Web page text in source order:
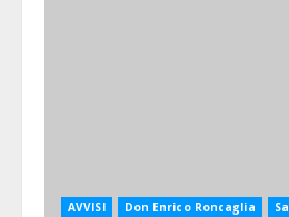
AVVISI Don Enrico Roncaglia